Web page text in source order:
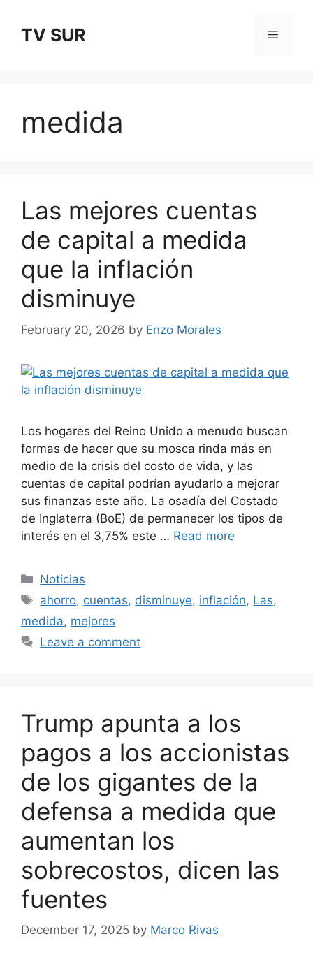
contentTV SUR Menu
medida
Las mejores cuentas
de capital a medida
que la inflación
disminuye
February 20, 2026 by Enzo Morales
Los hogares del Reino Unido a menudo buscan
formas de hacer que su mosca rinda más en
medio de la crisis del costo de vida, y las
cuentas de capital podrían ayudarlo a mejorar
sus finanzas este año. La osadía del Costado
de Inglaterra (BoE) de permanecer los tipos de
interés en el 3,75% este … Read more
Categories
Noticias
Tags
ahorro, cuentas, disminuye, inflación, Las,
medida, mejores
Leave a comment
Trump apunta a los
pagos a los accionistas
de los gigantes de la
defensa a medida que
aumentan los
sobrecostos, dicen las
fuentes
December 17, 2025 by Marco Rivas